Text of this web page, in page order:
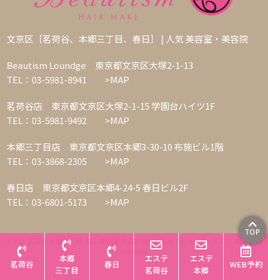
文京区［茗荷谷、本郷三丁目、春日］ | 人気 美容室・美容院
Beautism Loundge 東京都文京区大塚2-1-13
TEL：03-5981-8941
>MAP
茗荷谷店 東京都文京区大塚2-1-15 学園台ハイツ1F
TEL：03-5981-9492
>MAP
本郷三丁目店 東京都文京区本郷3-30-10 布施ビル1階
TEL：03-3868-2305
>MAP
春日店 東京都文京区本郷4-24-5 春日ビル2F
TEL：03-6801-5173
>MAP
文京区 茗荷谷 本郷三丁目 春日 美容室 美容院 BEAUTISM（ビューティズム） All Rights
茗荷谷
本郷
三丁目
春日
エステ
茗荷谷
エステ
本郷
WEB予約